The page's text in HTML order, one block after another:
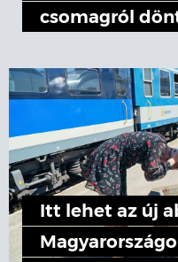
csomagról
Itt lehet az új